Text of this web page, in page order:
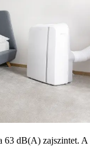
63 dB(A) zajszintet. A